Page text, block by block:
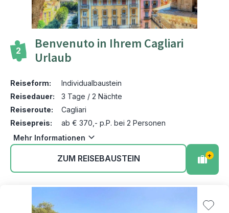
2
Benvenuto in Ihrem Cagliari
Urlaub
Reiseform:
Individualbaustein
Reisedauer:
3 Tage / 2 Nächte
Reiseroute:
Cagliari
Reisepreis:
ab € 370,- p.P. bei 2 Personen
Mehr Informationen
ZUM REISEBAUSTEIN +